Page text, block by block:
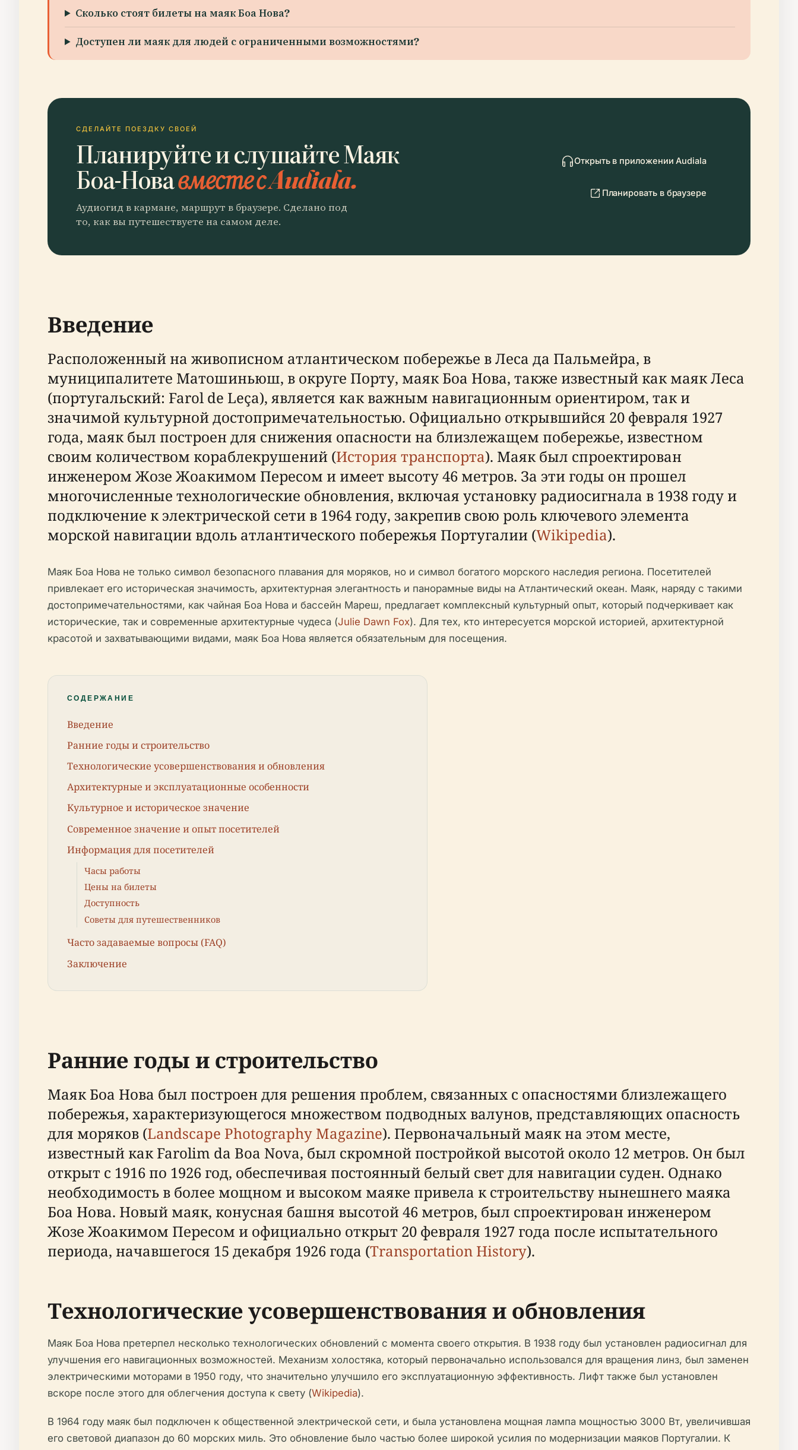
Сколько стоят билеты на маяк Боа Нова?
Доступен ли маяк для людей с ограниченными возможностями?
СДЕЛАЙТЕ ПОЕЗДКУ СВОЕЙ
Планируйте и слушайте Маяк
Боа-Новавместе с Audiala.
Аудиогид в кармане, маршрут в браузере. Сделано под
то, как вы путешествуете на самом деле.
Открыть в приложении Audiala
Планировать в браузере
Введение
Расположенный на живописном атлантическом побережье в Леса да Пальмейра, в
муниципалитете Матошиньюш, в округе Порту, маяк Боа Нова, также известный как маяк Леса
(португальский: Farol de Leça), является как важным навигационным ориентиром, так и
значимой культурной достопримечательностью. Официально открывшийся 20 февраля 1927
года, маяк был построен для снижения опасности на близлежащем побережье, известном
своим количеством кораблекрушений (История транспорта). Маяк был спроектирован
инженером Жозе Жоакимом Пересом и имеет высоту 46 метров. За эти годы он прошел
многочисленные технологические обновления, включая установку радиосигнала в 1938 году и
подключение к электрической сети в 1964 году, закрепив свою роль ключевого элемента
морской навигации вдоль атлантического побережья Португалии (Wikipedia).
Маяк Боа Нова не только символ безопасного плавания для моряков, но и символ богатого морского наследия региона. Посетителей
привлекает его историческая значимость, архитектурная элегантность и панорамные виды на Атлантический океан. Маяк, наряду с такими
достопримечательностями, как чайная Боа Нова и бассейн Мареш, предлагает комплексный культурный опыт, который подчеркивает как
исторические, так и современные архитектурные чудеса (Julie Dawn Fox). Для тех, кто интересуется морской историей, архитектурной
красотой и захватывающими видами, маяк Боа Нова является обязательным для посещения.
СОДЕРЖАНИЕ
Введение
Ранние годы и строительство
Технологические усовершенствования и обновления
Архитектурные и эксплуатационные особенности
Культурное и историческое значение
Современное значение и опыт посетителей
Информация для посетителей
Часы работы
Цены на билеты
Доступность
Советы для путешественников
Часто задаваемые вопросы (FAQ)
Заключение
Ранние годы и строительство
Маяк Боа Нова был построен для решения проблем, связанных с опасностями близлежащего
побережья, характеризующегося множеством подводных валунов, представляющих опасность
для моряков (Landscape Photography Magazine). Первоначальный маяк на этом месте,
известный как Farolim da Boa Nova, был скромной постройкой высотой около 12 метров. Он был
открыт с 1916 по 1926 год, обеспечивая постоянный белый свет для навигации суден. Однако
необходимость в более мощном и высоком маяке привела к строительству нынешнего маяка
Боа Нова. Новый маяк, конусная башня высотой 46 метров, был спроектирован инженером
Жозе Жоакимом Пересом и официально открыт 20 февраля 1927 года после испытательного
периода, начавшегося 15 декабря 1926 года (Transportation History).
Технологические усовершенствования и обновления
Маяк Боа Нова претерпел несколько технологических обновлений с момента своего открытия. В 1938 году был установлен радиосигнал для
улучшения его навигационных возможностей. Механизм холостяка, который первоначально использовался для вращения линз, был заменен
электрическими моторами в 1950 году, что значительно улучшило его эксплуатационную эффективность. Лифт также был установлен
вскоре после этого для облегчения доступа к свету (Wikipedia).
В 1964 году маяк был подключен к общественной электрической сети, и была установлена мощная лампа мощностью 3000 Вт, увеличившая
его световой диапазон до 60 морских миль. Это обновление было частью более широкой усилия по модернизации маяков Португалии. К